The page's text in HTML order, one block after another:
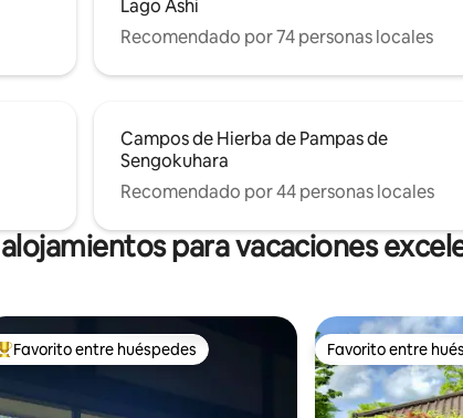
también se puede ver el cielo
si las condiciones son las
Lago Ashi
Recomendado por 74 personas locales
Campos de Hierba de Pampas de
Sengokuhara
Recomendado por 44 personas locales
para vacaciones
Favorito entre huéspedes preferido
Favorito entre huéspedes Favorito entre
Favorito entre